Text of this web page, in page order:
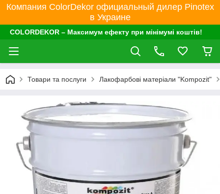
Компания ColorDekor официальный дилер Pinotex
в Украине
COLORDEKOR – Максимум ефекту при мінімумі коштів!
Товари та послуги Лакофарбові матеріали "Kompozit"